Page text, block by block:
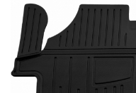
Buton Frana
Buton Clapeta Rezervor
Buton Portbagaj
Alte Butoane/Comutatoare